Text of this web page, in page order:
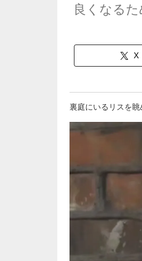
良くなる
X
裏庭にいるリスを眺